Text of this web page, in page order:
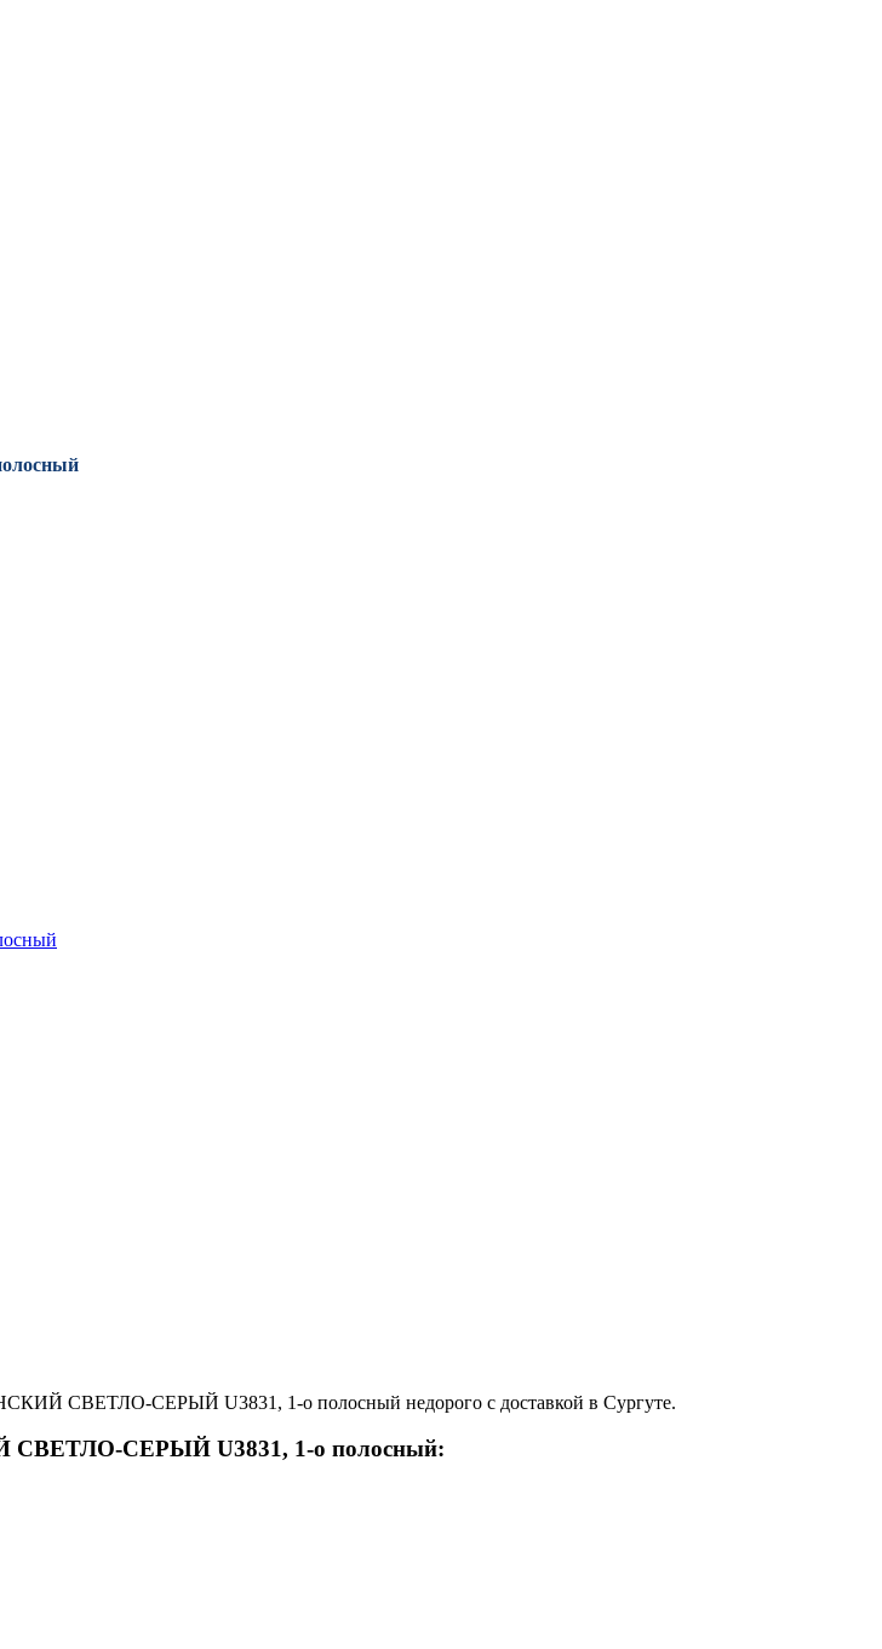
СВЕТЛО-СЕРЫЙ U3831, 1-о полосный недорого с доставкой в Сургуте.
СВЕТЛО-СЕРЫЙ U3831, 1-о полосный: